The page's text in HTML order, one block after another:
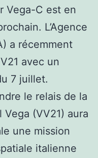
Vega-C est en
L’Agence
a récemment
avec un
7 juillet.
le relais de la
(VV21) aura
une mission
italienne